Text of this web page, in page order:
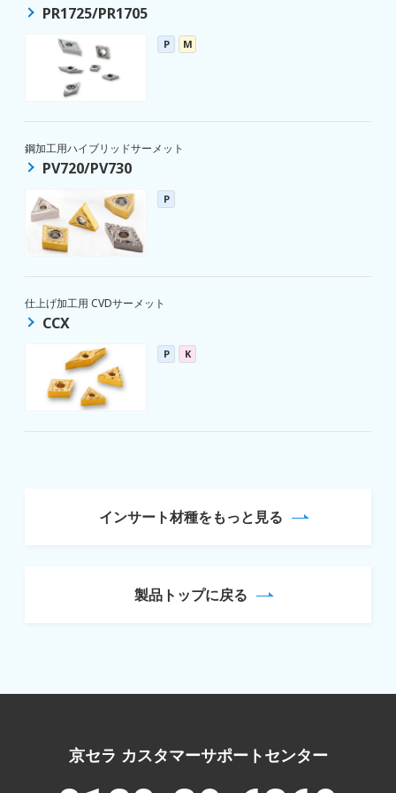
PR1725/PR1705
P M
鋼加工用ハイブリッドサーメット
PV720/PV730
P
仕上げ加工用 CVDサーメット
CCX
P K
インサート材種をもっと見る
製品トップに戻る
京セラ カスタマーサポートセンター